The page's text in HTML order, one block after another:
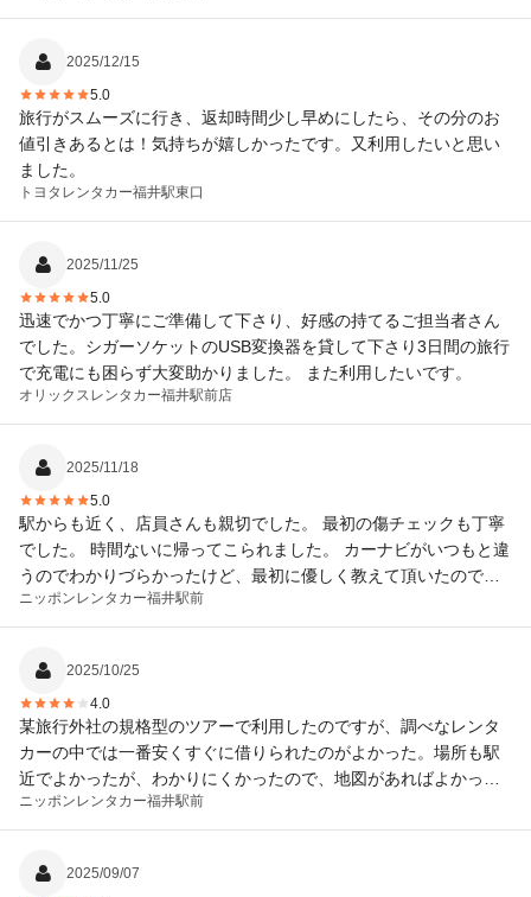
2025/12/15
5.0
旅行がスムーズに行き、返却時間少し早めにしたら、その分のお
値引きあるとは！気持ちが嬉しかったです。又利用したいと思い
ました。
トヨタレンタカー福井駅東口
2025/11/25
5.0
迅速でかつ丁寧にご準備して下さり、好感の持てるご担当者さん
でした。シガーソケットのUSB変換器を貸して下さり3日間の旅行
で充電にも困らず大変助かりました。 また利用したいです。
オリックスレンタカー福井駅前店
2025/11/18
5.0
駅からも近く、店員さんも親切でした。 最初の傷チェックも丁寧
でした。 時間ないに帰ってこられました。 カーナビがいつもと違
うのでわかりづらかったけど、最初に優しく教えて頂いたので大
丈夫でした。 ありがとうございました！
ニッポンレンタカー福井駅前
2025/10/25
4.0
某旅行外社の規格型のツアーで利用したのですが、調べなレンタ
カーの中では一番安くすぐに借りられたのがよかった。場所も駅
近でよかったが、わかりにくかったので、地図があればよかった
と思う。車もハイブリッドだったので、燃費もよく結構走ったと
思うのに、ガソリン代が考えていた以上に安かった。いい旅行が
ニッポンレンタカー福井駅前
2025/09/07